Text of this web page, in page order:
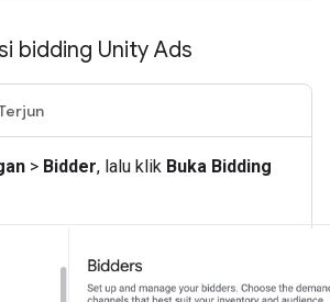
bidding Unity Ads
> Bidder, lalu klik Buka Bidding